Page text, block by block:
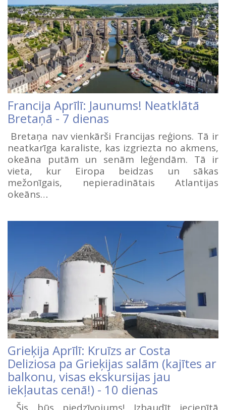
Francija Aprīlī: Jaunums! Neatklātā
Bretaņā - 7 dienas
Bretaņa nav vienkārši Francijas reģions. Tā ir
neatkarīga karaliste, kas izgriezta no akmens,
okeāna putām un senām leģendām. Tā ir
vieta, kur Eiropa beidzas un sākas
mežonīgais, nepieradinātais Atlantijas
okeāns…
Grieķija Aprīlī: Kruīzs ar Costa
Deliziosa pa Grieķijas salām (kajītes ar
balkonu, visas ekskursijas jau
iekļautas cenā!) - 10 dienas